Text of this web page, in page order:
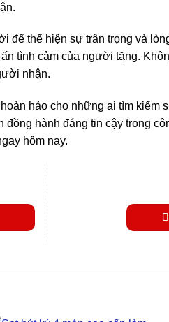
để thể hiện sự trân trọng và
tình cảm của người tặng.
nhận.
hảo cho những ai tìm
hành đáng tin cậy trong
hôm nay.